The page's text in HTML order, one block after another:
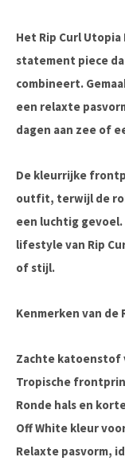
Het Rip Curl
statement piece
combineert.
een relaxte
dagen aan zee of
De kleurrijke
outfit, terwijl de
een luchtig
lifestyle van Rip
of stijl.
Kenmerken van de
Zachte katoenstof
Tropische
Ronde hals en
Off White kleur
Relaxte pasvorm,